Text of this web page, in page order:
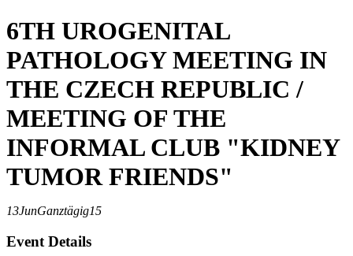
6TH UROGENITAL
PATHOLOGY MEETING IN
THE CZECH REPUBLIC /
MEETING OF THE
INFORMAL CLUB "KIDNEY
TUMOR FRIENDS"
13JunGanztägig15
Event Details